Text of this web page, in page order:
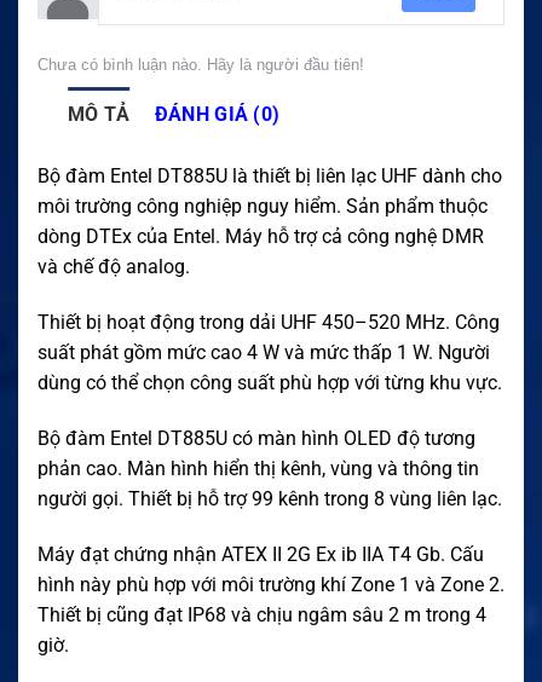
Chưa có bình luận nào. Hãy là người đầu tiên!
MÔ TẢ ĐÁNH GIÁ (0)
Bộ đàm Entel DT885U là thiết bị liên lạc UHF dành cho
môi trường công nghiệp nguy hiểm. Sản phẩm thuộc
dòng DTEx của Entel. Máy hỗ trợ cả công nghệ DMR
và chế độ analog.
Thiết bị hoạt động trong dải UHF 450–520 MHz. Công
suất phát gồm mức cao 4 W và mức thấp 1 W. Người
dùng có thể chọn công suất phù hợp với từng khu vực.
Bộ đàm Entel DT885U có màn hình OLED độ tương
phản cao. Màn hình hiển thị kênh, vùng và thông tin
người gọi. Thiết bị hỗ trợ 99 kênh trong 8 vùng liên lạc.
Máy đạt chứng nhận ATEX II 2G Ex ib IIA T4 Gb. Cấu
hình này phù hợp với môi trường khí Zone 1 và Zone 2.
Thiết bị cũng đạt IP68 và chịu ngâm sâu 2 m trong 4
giờ.